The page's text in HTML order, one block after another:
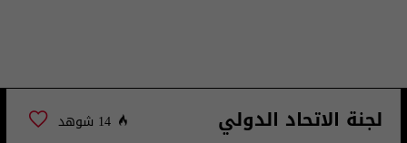
لجنة الاتحاد الدولي 14 شوهد